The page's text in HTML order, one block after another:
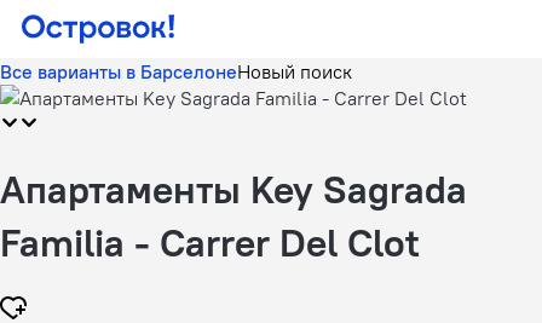
Все варианты в БарселонеНовый поиск
Апартаменты Key Sagrada
Familia - Carrer Del Clot